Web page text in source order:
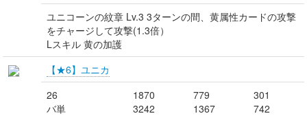
ユニコーンの紋章 Lv.3 3ターンの間、黄属性カードの攻撃
をチャージして攻撃(1.3倍）
Lスキル 黄の加護
【★6】ユニカ
26
バ単
1870
3242
779
1367
301
742